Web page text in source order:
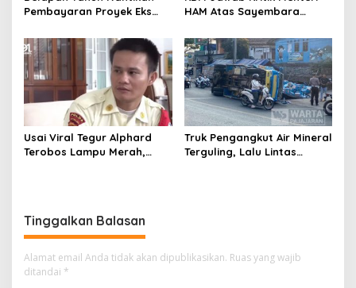
Pembayaran Proyek Eks
Tasikmalaya Akui Merugi 3,9
Miliar
HAM Atas Sayembara
Pelaku Kejahatan
Usai Viral Tegur Alphard
Terobos Lampu Merah,
Truk Pengangkut Air Mineral
Terguling, Lalu Lintas
Tinggalkan Balasan
Alamat email Anda tidak akan dipublikasikan. Ruas yang wajib
ditandai *